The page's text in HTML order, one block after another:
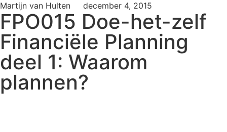
Martijn van Hulten december 4, 2015
FPO015 Doe-het-zelf
Financiële Planning
deel 1: Waarom
plannen?